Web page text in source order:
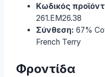
Κωδικός
261.EM26.38
Σύνθεση: 67%
French Terry
Φροντίδα